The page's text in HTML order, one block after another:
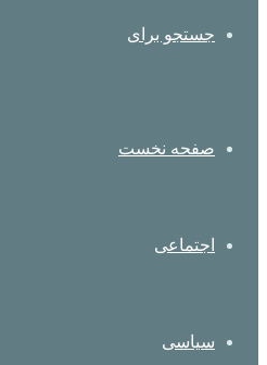
جستجو برای
صفحه نخست
اجتماعی
سیاسی